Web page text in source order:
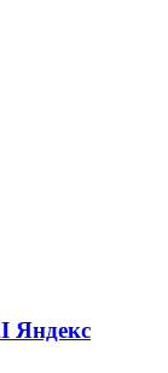
Яндекс